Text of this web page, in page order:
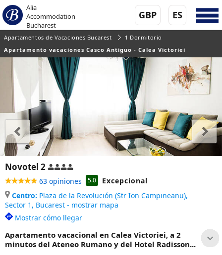
Alia
Accommodation
Bucharest
ES
GBP
Apartamentos de Vacaciones Bucarest
1 Dormitorio
Apartamento vacaciones Casco Antiguo - Calea Victoriei
Novotel 2
63 opiniones 5.0
Excepcional
Centro: Plaza de la Revolución (Str Ion Campineanu),
Sector 1, Bucarest - mostrar mapa
Mostrar cómo llegar
Apartamento vacacional en Calea Victoriei, a 2
minutos del Ateneo Rumano y del Hotel Radisson...